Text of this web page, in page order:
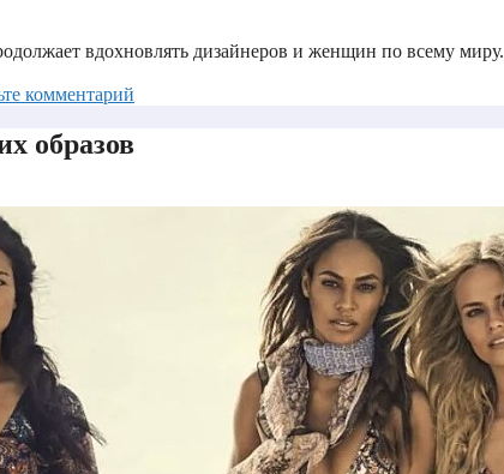
вдохновлять дизайнеров и женщин по всему миру.
комментарий
образов